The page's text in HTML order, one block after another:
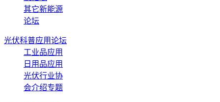
其它新能源
论坛
光伏科普应用论坛
工业品应用
日用品应用
光伏行业协
会介绍专题